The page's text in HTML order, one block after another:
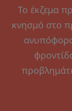
Το έκζεμα
κνησμό στο